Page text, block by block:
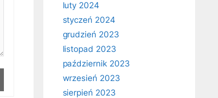
luty 2024
styczeń 2024
grudzień 2023
listopad 2023
październik 2023
wrzesień 2023
sierpień 2023